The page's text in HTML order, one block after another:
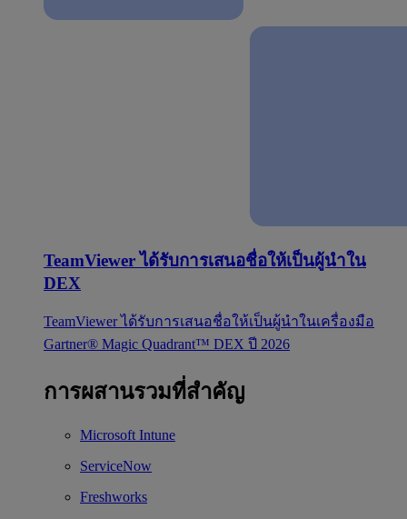
TeamViewer ได้รับการเสนอชื่อให้เป็นผู้นำใน
DEX
TeamViewer ได้รับการเสนอชื่อให้เป็นผู้นำในเครื่องมือ
Gartner® Magic Quadrant™ DEX ปี 2026
การผสานรวมที่สำคัญ
Microsoft Intune
ServiceNow
Freshworks